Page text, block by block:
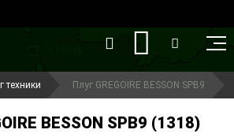
(099) 644-79-22
(050) 416-93-27
техники Плуг GREGOIRE BESSON SPB9
BESSON SPB9 (1318)